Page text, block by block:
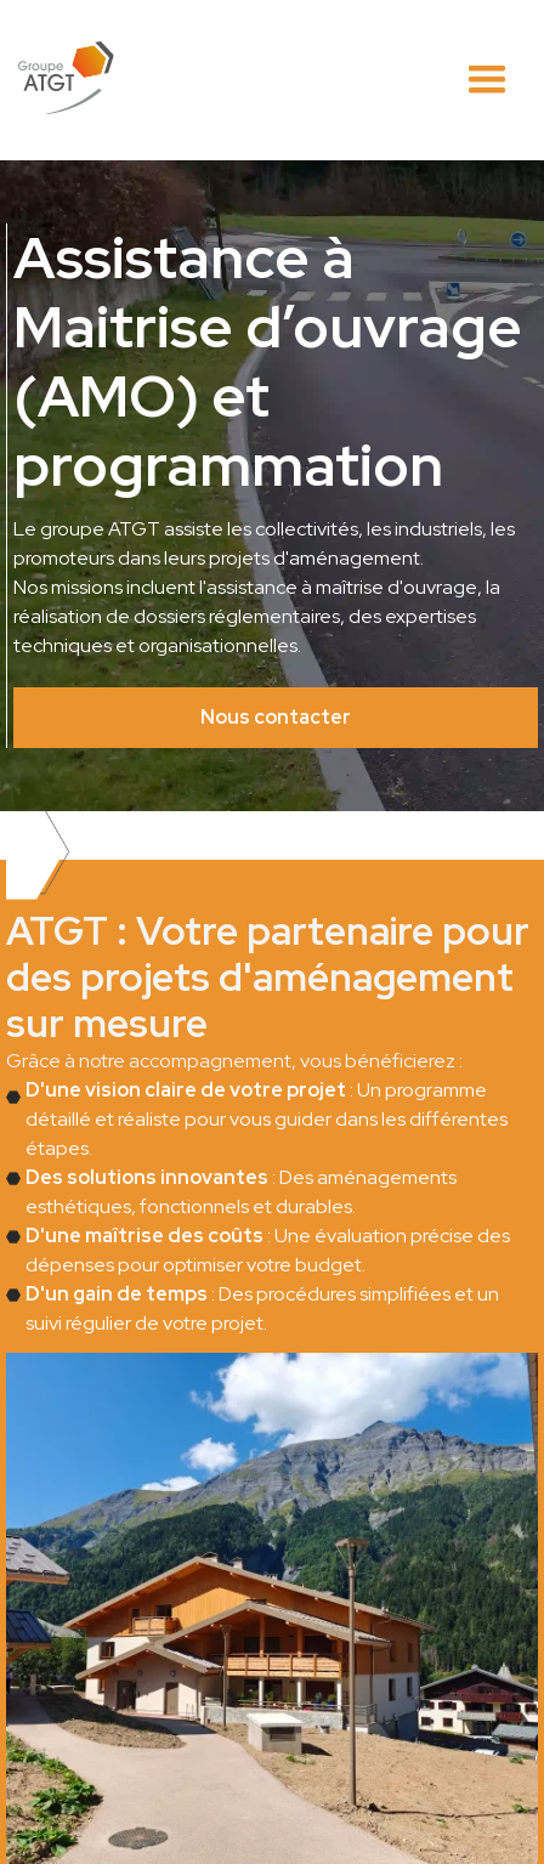
Assistance à
Maitrise d’ouvrage
(AMO) et
programmation
Le groupe ATGT assiste les collectivités, les industriels, les
promoteurs dans leurs projets d'aménagement.
Nos missions incluent l'assistance à maîtrise d'ouvrage, la
réalisation de dossiers réglementaires, des expertises
techniques et organisationnelles.
Nous contacter
ATGT : Votre partenaire pour
des projets d'aménagement
sur mesure
Grâce à notre accompagnement, vous bénéficierez :
D'une vision claire de votre projet : Un programme
détaillé et réaliste pour vous guider dans les différentes
étapes.
Des solutions innovantes : Des aménagements
esthétiques, fonctionnels et durables.
D'une maîtrise des coûts : Une évaluation précise des
dépenses pour optimiser votre budget.
D'un gain de temps : Des procédures simplifiées et un
suivi régulier de votre projet.